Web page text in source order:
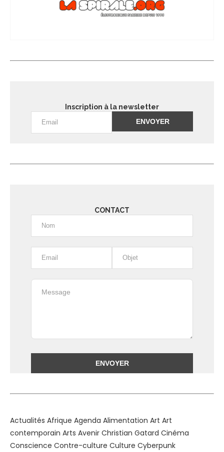
Inscription à la newsletter
CONTACT
Actualités Afrique Agenda Alimentation Art Art
contemporain Arts Avenir Christian Gatard Cinéma
Conscience Contre-culture Culture Cyberpunk